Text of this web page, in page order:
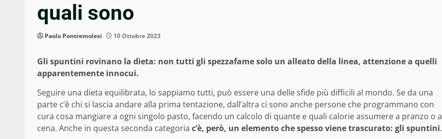
quali sono
Paolo Pontremolesi 10 Ottobre 2023
Gli spuntini rovinano la dieta: non tutti gli spezzafame solo un alleato della linea, attenzione a quelli
apparentemente innocui.
Seguire una dieta equilibrata, lo sappiamo tutti, può essere una delle sfide più difficili al mondo. Se da una
parte c’è chi si lascia andare alla prima tentazione, dall’altra ci sono anche persone che programmano con
cura cosa mangiare a ogni singolo pasto, facendo un calcolo di quante e quali calorie assumere a pranzo o a
cena. Anche in questa seconda categoria c’è, però, un elemento che spesso viene trascurato: gli spuntini.